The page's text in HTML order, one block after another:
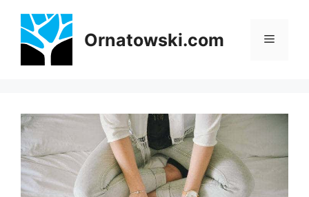
treści
Ornatowski.com Menu